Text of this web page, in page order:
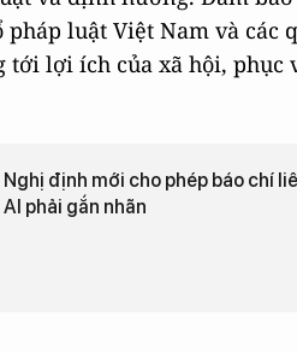
luật Việt Nam và
lợi ích của xã hội, phục
Nghị định mới cho phép báo chí
AI phải gắn nhãn